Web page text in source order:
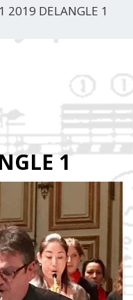
2019 DELANGLE 1
1